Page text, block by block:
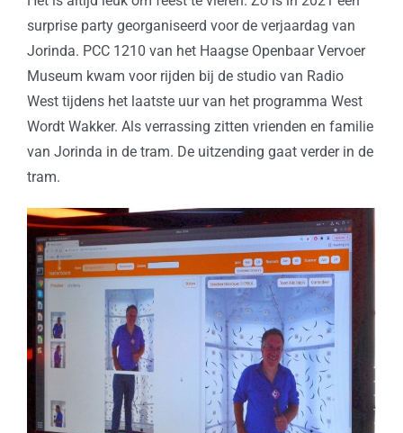
surprise party georganiseerd voor de verjaardag van
Jorinda. PCC 1210 van het Haagse Openbaar Vervoer
Museum kwam voor rijden bij de studio van Radio
West tijdens het laatste uur van het programma West
Wordt Wakker. Als verrassing zitten vrienden en familie
van Jorinda in de tram. De uitzending gaat verder in de
tram.